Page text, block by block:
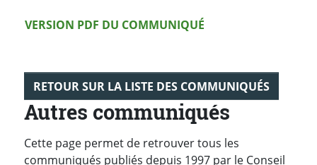
Version PDF
VERSION PDF DU COMMUNIQUÉ
RETOUR SUR LA LISTE DES COMMUNIQUÉS
Autres communiqués
Cette page permet de retrouver tous les
communiqués publiés depuis 1997 par le Conseil